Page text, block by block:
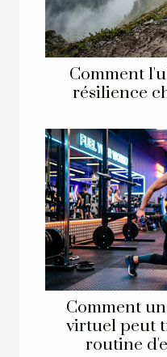
Comment
résilience
Comment
virtuel peut
routine